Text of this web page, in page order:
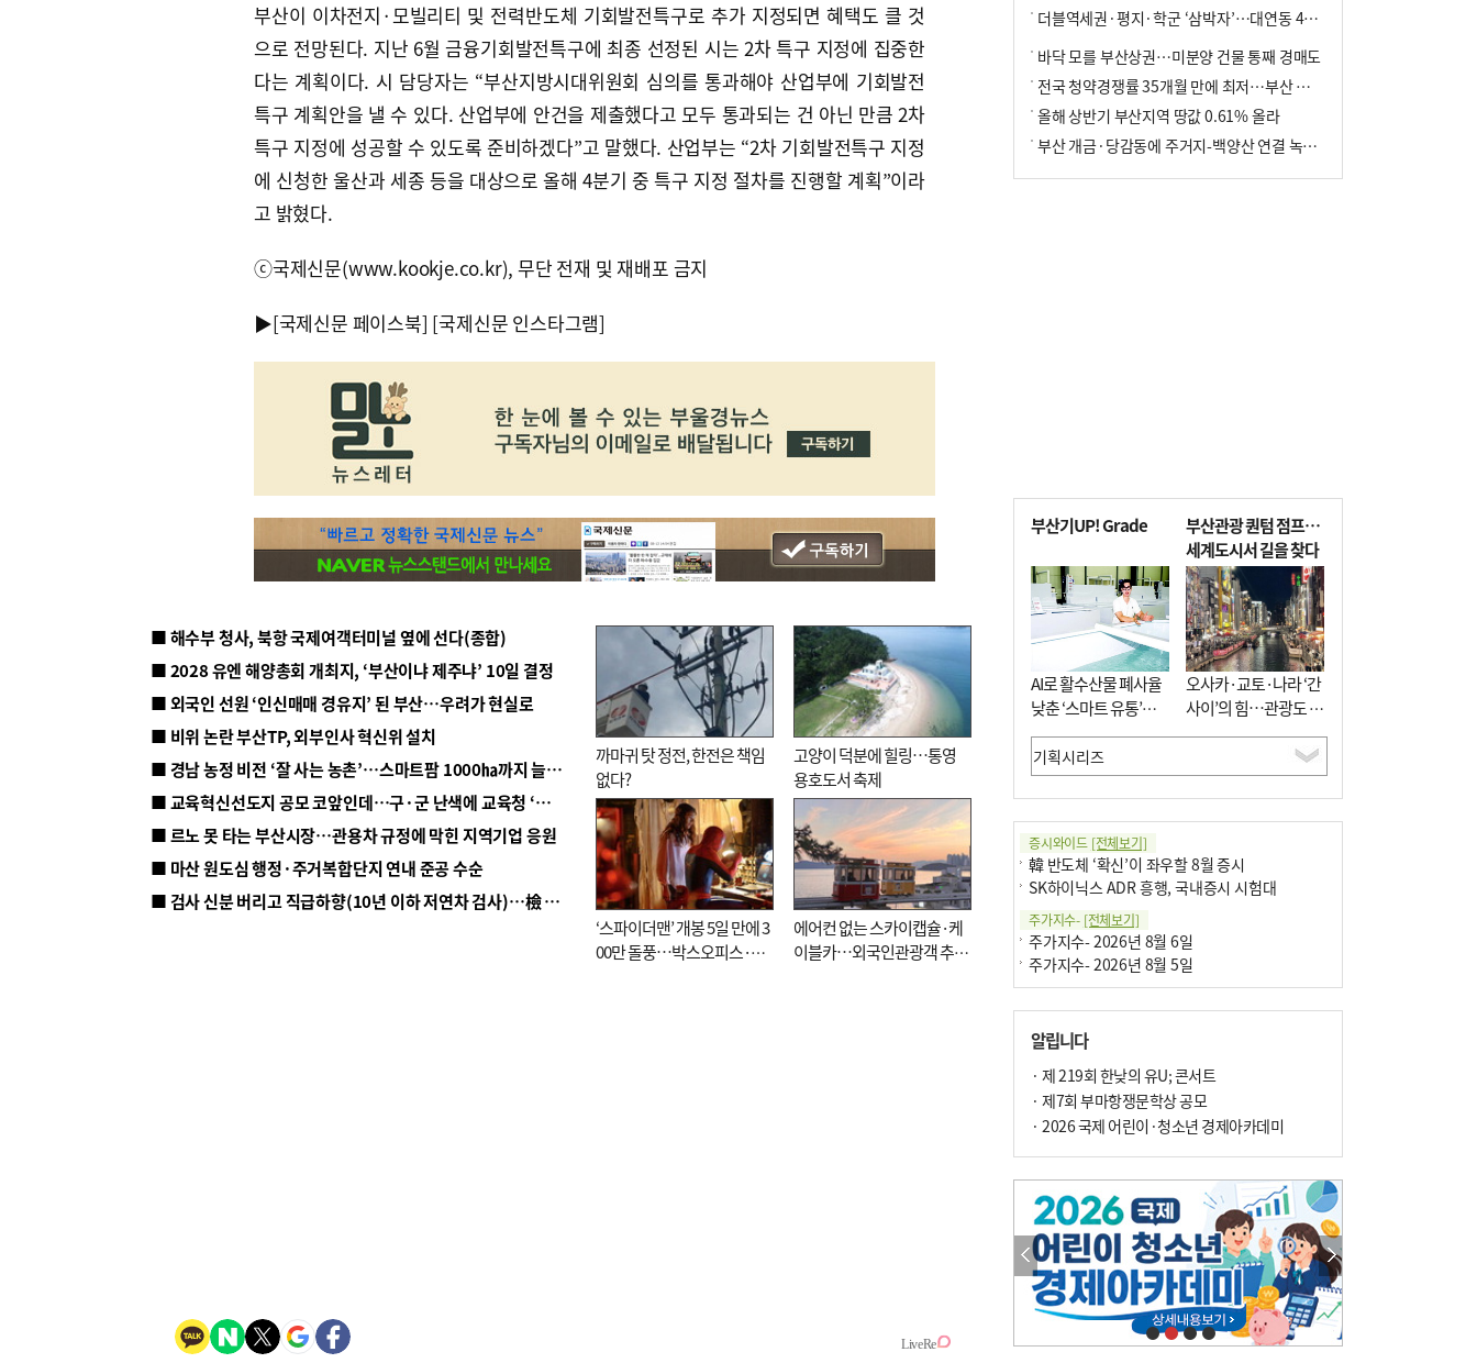
부산이 이차전지·모빌리티 및 전력반도체 기회발전특구로 추가 지정되면 혜택도 클 것
으로 전망된다. 지난 6월 금융기회발전특구에 최종 선정된 시는 2차 특구 지정에 집중한
다는 계획이다. 시 담당자는 “부산지방시대위원회 심의를 통과해야 산업부에 기회발전
특구 계획안을 낼 수 있다. 산업부에 안건을 제출했다고 모두 통과되는 건 아닌 만큼 2차
특구 지정에 성공할 수 있도록 준비하겠다”고 말했다. 산업부는 “2차 기회발전특구 지정
에 신청한 울산과 세종 등을 대상으로 올해 4분기 중 특구 지정 절차를 진행할 계획”이라
고 밝혔다.
ⓒ국제신문(www.kookje.co.kr), 무단 전재 및 재배포 금지
▶[국제신문 페이스북] [국제신문 인스타그램]
■ 해수부 청사, 북항 국제여객터미널 옆에 선다(종합)
■ 2028 유엔 해양총회 개최지, ‘부산이냐 제주냐’ 10일 결정
■ 외국인 선원 ‘인신매매 경유지’ 된 부산…우려가 현실로
■ 비위 논란 부산TP, 외부인사 혁신위 설치
■ 경남 농정 비전 ‘잘 사는 농촌’…스마트팜 1000㏊까지 늘린다
■ 교육혁신선도지 공모 코앞인데…구·군 난색에 교육청 ‘쩔쩔’
■ 르노 못 타는 부산시장…관용차 규정에 막힌 지역기업 응원
■ 마산 원도심 행정·주거복합단지 연내 준공 수순
■ 검사 신분 버리고 직급하향(10년 이하 저연차 검사)…檢 중수청행 기피
까마귀 탓 정전, 한전은 책임
없다?
고양이 덕분에 힐링…통영
용호도서 축제
‘스파이더맨’ 개봉 5일 만에 3
00만 돌풍…박스오피스·예
에어컨 없는 스카이캡슐·케
이블카…외국인관광객 추억
더블역세권·평지·학군 ‘삼박자’…대연동 42층 브랜드 단지
바닥 모를 부산상권…미분양 건물 통째 경매도
전국 청약경쟁률 35개월 만에 최저…부산 미분양 ‘적체’ 심화
올해 상반기 부산지역 땅값 0.61% 올라
부산 개금·당감동에 주거지-백양산 연결 녹지 조성
부산기UP! Grade
AI로 활수산물 폐사율
낮춘 ‘스마트 유통’…
사막·산악지대 수출
도전
부산관광 퀀텀 점프…
세계도시서 길을 찾다
오사카·교토·나라 ‘간
사이’의 힘…관광도 뭉
쳐야 흥한다
증시와이드 [전체보기]
韓 반도체 ‘확신’이 좌우할 8월 증시
SK하이닉스 ADR 흥행, 국내증시 시험대
주가지수- [전체보기]
주가지수- 2026년 8월 6일
주가지수- 2026년 8월 5일
알립니다
· 제 219회 한낮의 유U; 콘서트
· 제7회 부마항쟁문학상 공모
· 2026 국제 어린이·청소년 경제아카데미